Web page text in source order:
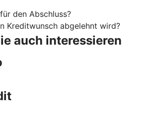
den Abschluss?
Kreditwunsch abgelehnt wird?
auch interessieren